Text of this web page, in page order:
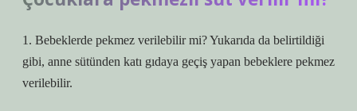
1. Bebeklerde pekmez verilebilir mi? Yukarıda da belirtildiği
gibi, anne sütünden katı gıdaya geçiş yapan bebeklere pekmez
verilebilir.